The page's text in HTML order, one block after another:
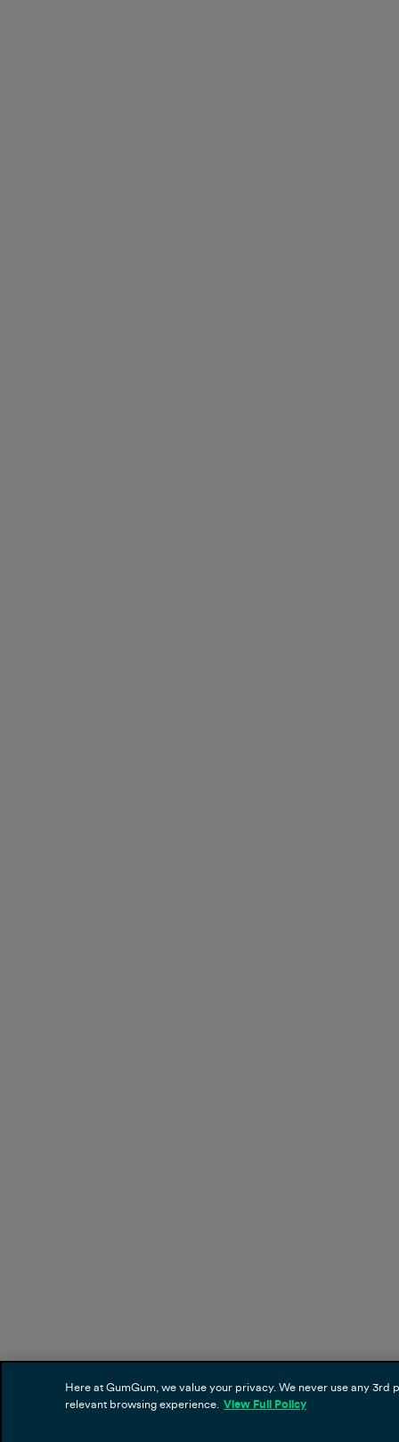
Here at GumGum, we value your privacy. We never use any
relevant browsing experience. View Full Policy